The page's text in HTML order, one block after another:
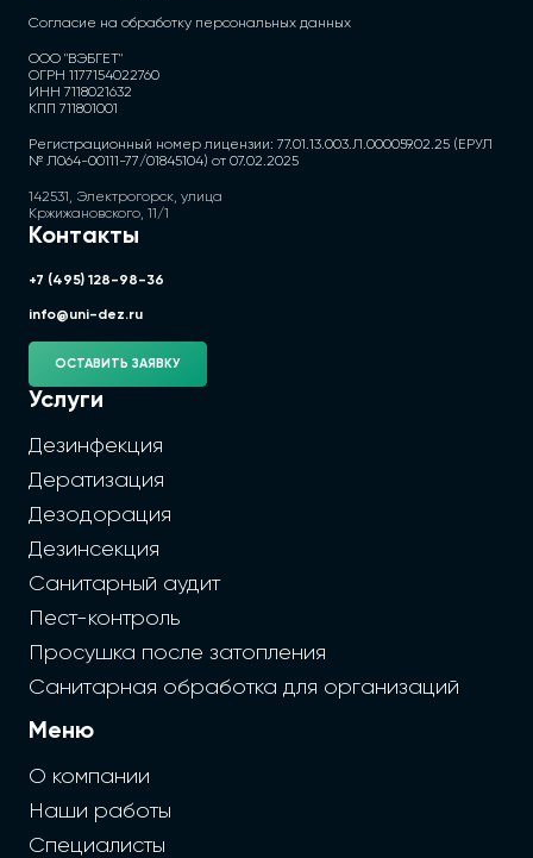
Согласие на обработку персональных данных
ООО "ВЭБГЕТ"
ОГРН 1177154022760
ИНН 7118021632
КПП 711801001
Регистрационный номер лицензии: 77.01.13.003.Л.000059.02.25 (ЕРУЛ
№ Л064-00111-77/01845104) от 07.02.2025
142531, Электрогорск, улица
Кржижановского, 11/1
Контакты
+7 (495) 128-98-36
info@uni-dez.ru
ОСТАВИТЬ ЗАЯВКУ
Услуги
Дезинфекция
Дератизация
Дезодорация
Дезинсекция
Санитарный аудит
Пест-контроль
Просушка после затопления
Санитарная обработка для организаций
Меню
О компании
Наши работы
Специалисты